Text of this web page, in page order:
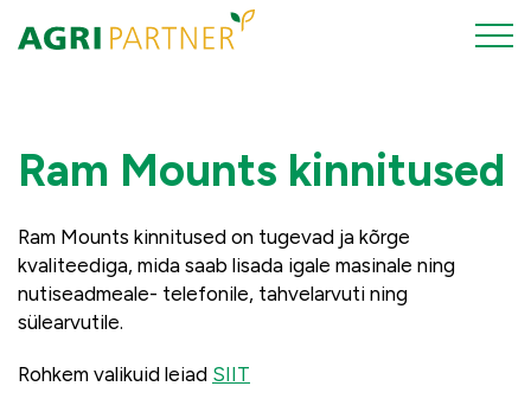
Ram Mounts kinnitused
Ram Mounts kinnitused on tugevad ja kõrge
kvaliteediga, mida saab lisada igale masinale ning
nutiseadmeale- telefonile, tahvelarvuti ning
sülearvutile.
Rohkem valikuid leiad SIIT